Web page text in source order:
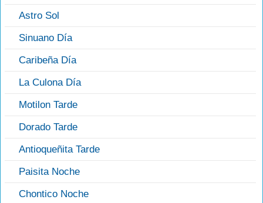
Astro Sol
Sinuano Día
Caribeña Día
La Culona Día
Motilon Tarde
Dorado Tarde
Antioqueñita Tarde
Paisita Noche
Chontico Noche